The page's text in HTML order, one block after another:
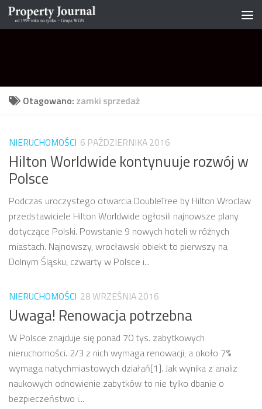
Skip to content
Otagowano: zamki sprzedaż
NIERUCHOMOŚCI 6 PAŹDZIERNIKA 2016
Hilton Worldwide kontynuuje rozwój w
Polsce
Podczas uroczystego otwarcia DoubleTree by Hilton Wroclaw
przedstawiciele Hilton Worldwide ogłosili najnowsze plany
dotyczące Polski. Powstanie 9 nowych hoteli w różnych
miastach. Najnowszy, wrocławski obiekt to pierwszy na
Dolnym Śląsku, czwarty w Polsce i...
NIERUCHOMOŚCI 28 WRZEŚNIA 2016
Uwaga! Renowacja potrzebna
W Polsce znajduje się ponad 70 tys. zabytkowych
nieruchomości. 2/3 z nich wymaga renowacji, a około 7%
wymaga natychmiastowych działań[1]. Jak wynika z analiz
naukowych odnowienie zabytków to nie tylko dbanie o
bezpieczeństwo i...